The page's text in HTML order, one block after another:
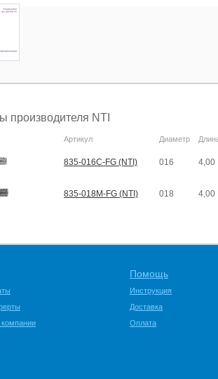
производителя NTI
Артикул Диаметр
835-016C-FG (NTI) 016 4,00
835-018M-FG (NTI) 018 4,00
компании
Помощь
Инструкция
Доставка
Оплата